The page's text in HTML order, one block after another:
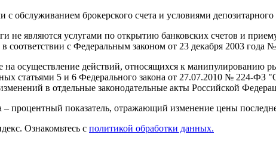
обслуживанием брокерского счета и условиями
не являются услугами по открытию банковских счетов и
соответствии с Федеральным законом от 23 декабря 2003
осуществление действий, относящихся к манипулированию
статьями 5 и 6 Федерального закона от 27.07.2010 № 224-
в отдельные законодательные акты Российской
процентный показатель, отражающий изменение цены
Ознакомьтесь с политикой обработки данных.